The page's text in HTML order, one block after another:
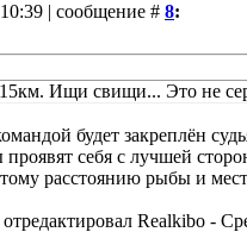
| сообщение # 8:
Ищи свищи... Это не
будет закреплён
себя с лучшей
расстоянию рыбы и
Realkibo -